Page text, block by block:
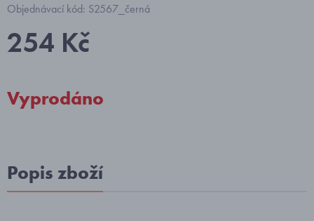
Objednávací kód: S2567_černá
254 Kč
Vyprodáno
Popis zboží